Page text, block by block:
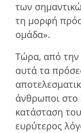
των
τη µορφή
οµάδα».
Τώρα, από την
αυτά τα
άνθρωποι στο
κατάσταση
ευρύτερος